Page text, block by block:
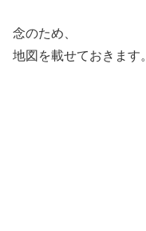
念のため、
地図を載せておきます。